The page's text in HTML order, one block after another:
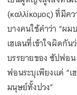
(καλλίκομος) ที่มี
บางคนใช้คำว่า “ผ
เฮเลนที่เข้าใจผิดกั
บรรยายของ ซัปฟอ
ฟอนระบุเพียงแค่ “เ
มนุษย์ทั้งปวง”